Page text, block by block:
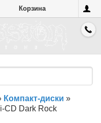
Корзина
Компакт-диски »
CD Dark Rock